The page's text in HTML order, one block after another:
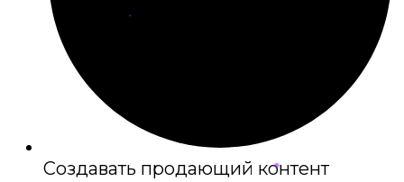
Создавать продающий контент